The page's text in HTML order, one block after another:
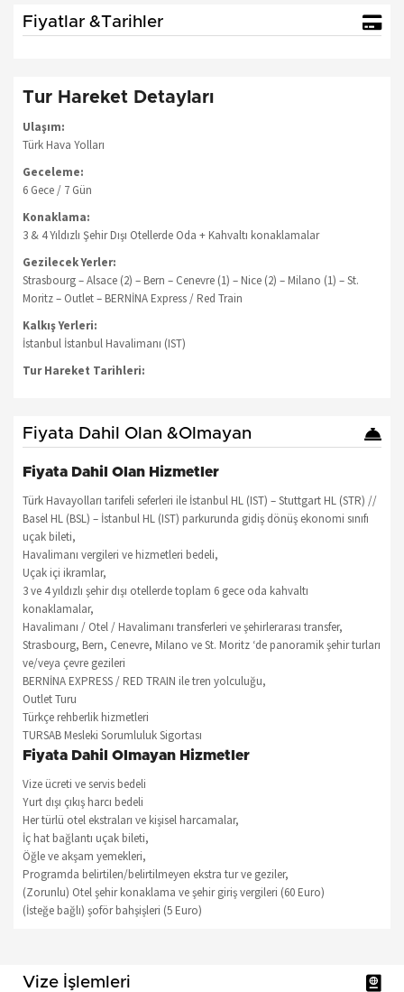
Fiyatlar &Tarihler
Tur Hareket Detayları
Ulaşım:
Türk Hava Yolları
Geceleme:
6 Gece / 7 Gün
Konaklama:
3 & 4 Yıldızlı Şehir Dışı Otellerde Oda + Kahvaltı konaklamalar
Gezilecek Yerler:
Strasbourg – Alsace (2) – Bern – Cenevre (1) – Nice (2) – Milano (1) – St.
Moritz – Outlet – BERNİNA Express / Red Train
Kalkış Yerleri:
İstanbul İstanbul Havalimanı (IST)
Tur Hareket Tarihleri:
Fiyata Dahil Olan &Olmayan
Fiyata Dahil Olan Hizmetler
Türk Havayolları tarifeli seferleri ile İstanbul HL (IST) – Stuttgart HL (STR) //
Basel HL (BSL) – İstanbul HL (IST) parkurunda gidiş dönüş ekonomi sınıfı
uçak bileti,
Havalimanı vergileri ve hizmetleri bedeli,
Uçak içi ikramlar,
3 ve 4 yıldızlı şehir dışı otellerde toplam 6 gece oda kahvaltı
konaklamalar,
Havalimanı / Otel / Havalimanı transferleri ve şehirlerarası transfer,
Strasbourg, Bern, Cenevre, Milano ve St. Moritz ‘de panoramik şehir turları
ve/veya çevre gezileri
BERNİNA EXPRESS / RED TRAIN ile tren yolculuğu,
Outlet Turu
Türkçe rehberlik hizmetleri
TURSAB Mesleki Sorumluluk Sigortası
Fiyata Dahil Olmayan Hizmetler
Vize ücreti ve servis bedeli
Yurt dışı çıkış harcı bedeli
Her türlü otel ekstraları ve kişisel harcamalar,
İç hat bağlantı uçak bileti,
Öğle ve akşam yemekleri,
Programda belirtilen/belirtilmeyen ekstra tur ve geziler,
(Zorunlu) Otel şehir konaklama ve şehir giriş vergileri (60 Euro)
(İsteğe bağlı) şoför bahşişleri (5 Euro)
Vize İşlemleri